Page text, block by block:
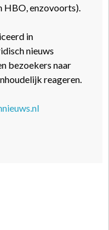
HBO, enzovoorts).
in
nieuws
bezoekers naar
reageren.